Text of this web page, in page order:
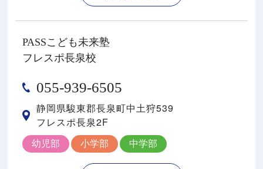
PASSこども未来塾
フレスポ長泉校
055-939-6505
静岡県駿東郡⻑泉町中⼟狩539
フレスポ⻑泉2F
幼児部 小学部 中学部